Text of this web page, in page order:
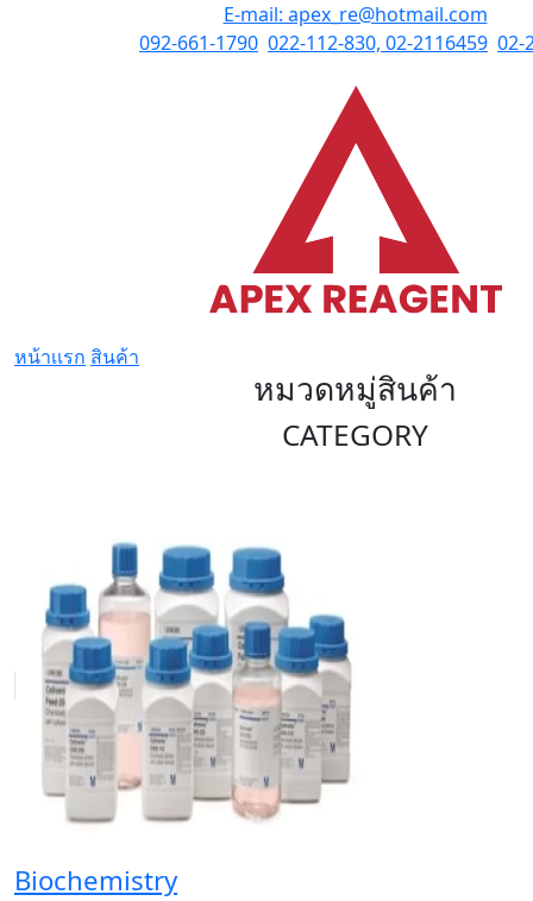
E-mail: apex_re@hotmail.com
092-661-1790 022-112-830, 02-2116459 02-
หน้าเเรก สินค้า
หมวดหมู่สินค้า
CATEGORY
Biochemistry